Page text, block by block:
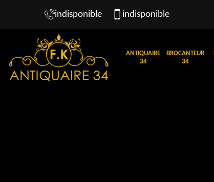
indisponible indisponible
ANTIQUAIRE
34
BROCANTEUR
34